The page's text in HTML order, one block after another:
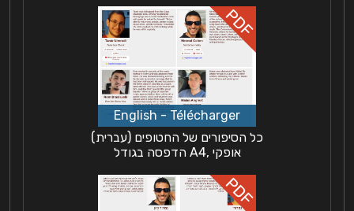
כל הסיפורים של החטופים (עברית)
הדפסה בגודל A4, אופקי